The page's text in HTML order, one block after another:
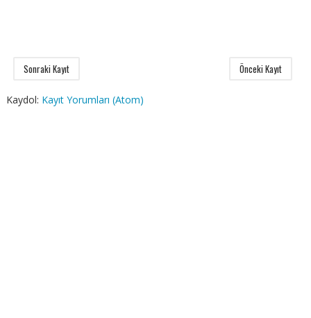
Sonraki Kayıt Önceki Kayıt
Kaydol: Kayıt Yorumları (Atom)